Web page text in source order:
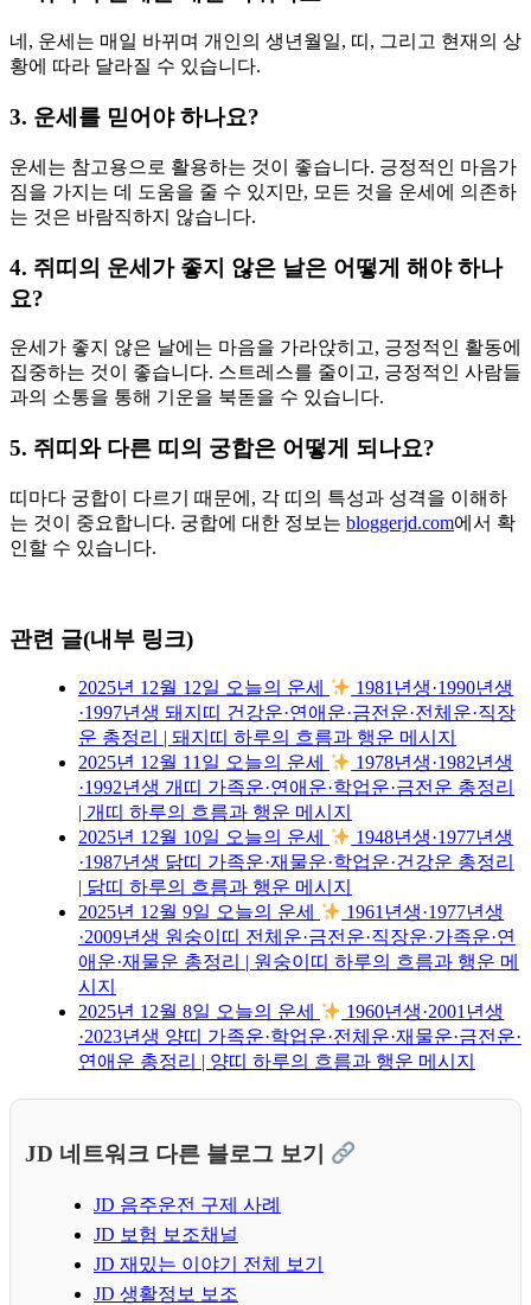
네, 운세는 매일 바뀌며 개인의 생년월일, 띠, 그리고 현재의 상
황에 따라 달라질 수 있습니다.
3. 운세를 믿어야 하나요?
운세는 참고용으로 활용하는 것이 좋습니다. 긍정적인 마음가
짐을 가지는 데 도움을 줄 수 있지만, 모든 것을 운세에 의존하
는 것은 바람직하지 않습니다.
4. 쥐띠의 운세가 좋지 않은 날은 어떻게 해야 하나
요?
운세가 좋지 않은 날에는 마음을 가라앉히고, 긍정적인 활동에
집중하는 것이 좋습니다. 스트레스를 줄이고, 긍정적인 사람들
과의 소통을 통해 기운을 북돋을 수 있습니다.
5. 쥐띠와 다른 띠의 궁합은 어떻게 되나요?
띠마다 궁합이 다르기 때문에, 각 띠의 특성과 성격을 이해하
는 것이 중요합니다. 궁합에 대한 정보는 bloggerjd.com에서 확
인할 수 있습니다.
관련 글(내부 링크)
2025년 12월 12일 오늘의 운세
1981년생·1990년생
·1997년생 돼지띠 건강운·연애운·금전운·전체운·직장
운 총정리 | 돼지띠 하루의 흐름과 행운 메시지
2025년 12월 11일 오늘의 운세
1978년생·1982년생
·1992년생 개띠 가족운·연애운·학업운·금전운 총정리
| 개띠 하루의 흐름과 행운 메시지
2025년 12월 10일 오늘의 운세
1948년생·1977년생
·1987년생 닭띠 가족운·재물운·학업운·건강운 총정리
| 닭띠 하루의 흐름과 행운 메시지
2025년 12월 9일 오늘의 운세
1961년생·1977년생
·2009년생 원숭이띠 전체운·금전운·직장운·가족운·연
애운·재물운 총정리 | 원숭이띠 하루의 흐름과 행운 메
시지
2025년 12월 8일 오늘의 운세
1960년생·2001년생
·2023년생 양띠 가족운·학업운·전체운·재물운·금전운·
연애운 총정리 | 양띠 하루의 흐름과 행운 메시지
JD 네트워크 다른 블로그 보기
JD 음주운전 구제 사례
JD 보험 보조채널
JD 재밌는 이야기 전체 보기
JD 생활정보 보조